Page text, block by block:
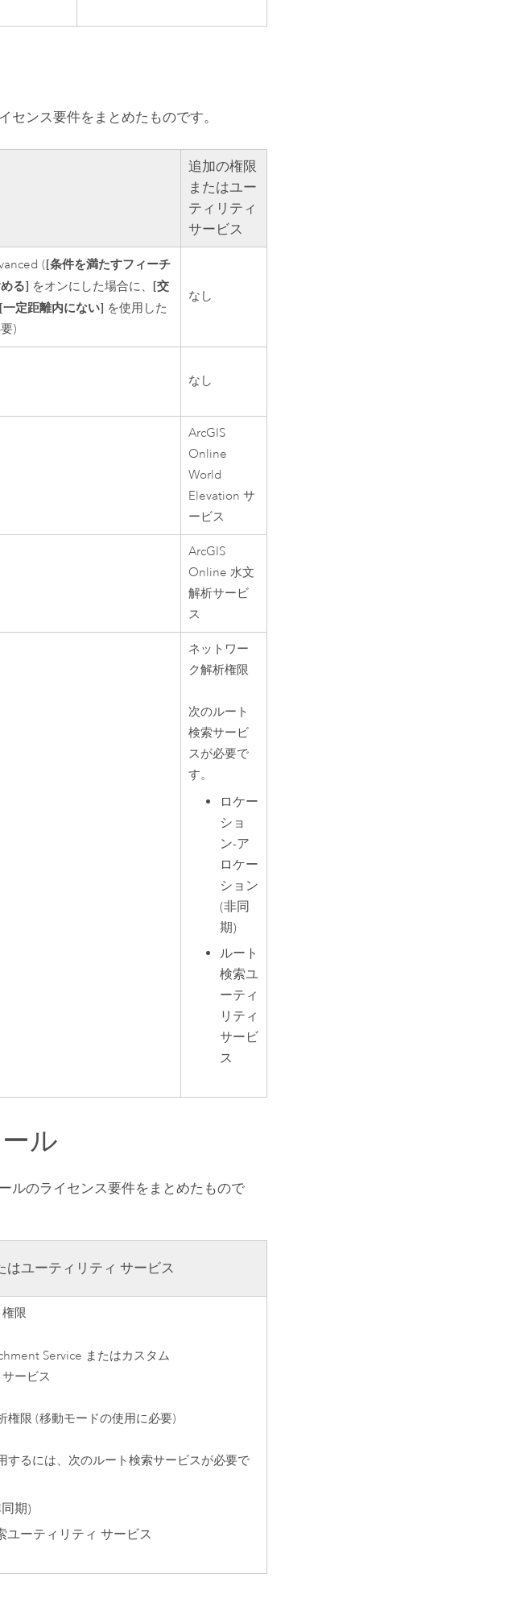
センス要件をまとめたものです。
追加の権限
またはユー
ティリティ
サービス
([条件を満たすフィーチ
る] をオンにした場合に、 [交
[一定距離内にない] を使用した
)
なし
なし
ArcGIS
Online
World
Elevation サ
ービス
ArcGIS
Online 水文
解析サービ
ス
ネットワー
ク解析権限
次のルート
検索サービ
スが必要で
す。
ロケー
ショ
ン-ア
ロケー
ション
(非同
期)
ルート
検索ユ
ーティ
リティ
サービ
ス
ル
ルのライセンス要件をまとめたもので
はユーティリティ サービス
権限
Service またはカスタム
サービス
権限 (移動モードの使用に必要)
するには、次のルート検索サービスが必要で
期)
ユーティリティ サービス